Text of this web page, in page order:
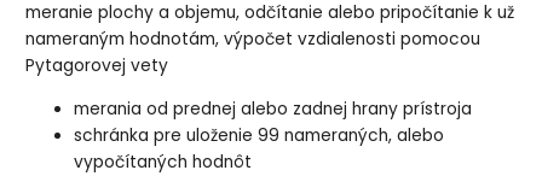
meranie plochy a objemu, odčítanie alebo pripočítanie k už
nameraným hodnotám, výpočet vzdialenosti pomocou
Pytagorovej vety
merania od prednej alebo zadnej hrany prístroja
schránka pre uloženie 99 nameraných, alebo
vypočítaných hodnôt